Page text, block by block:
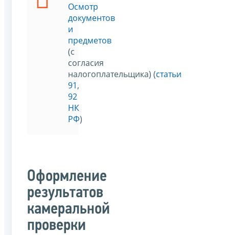
Осмотр
документов
и
предметов
(с
согласия
налогоплательщика) (статьи
91,
92
НК
РФ)
Оформление
результатов
камеральной
проверки